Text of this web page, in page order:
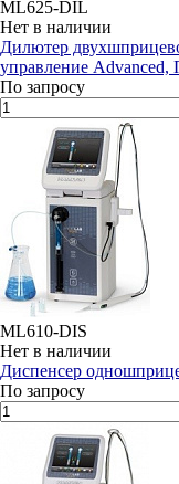
ML625-DIL
Нет в наличии
Дилютер
управление
По запросу
ML610-DIS
Нет в наличии
Диспенсер
По запросу